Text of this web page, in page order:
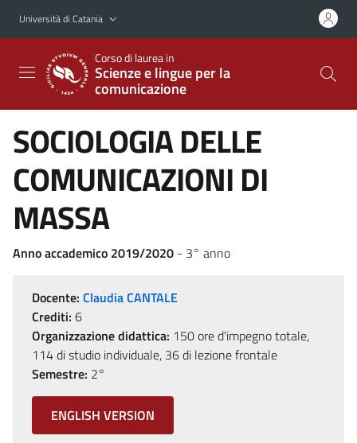
Vai al contenuto principale
Vai al menu di navigazione
Università di Catania
Corso di laurea in
Scienze e lingue per la
comunicazione
SOCIOLOGIA DELLE
COMUNICAZIONI DI
MASSA
Anno accademico 2019/2020 - 3° anno
Docente: Claudia CANTALE
Crediti: 6
Organizzazione didattica: 150 ore d'impegno totale,
114 di studio individuale, 36 di lezione frontale
Semestre: 2°
ENGLISH VERSION